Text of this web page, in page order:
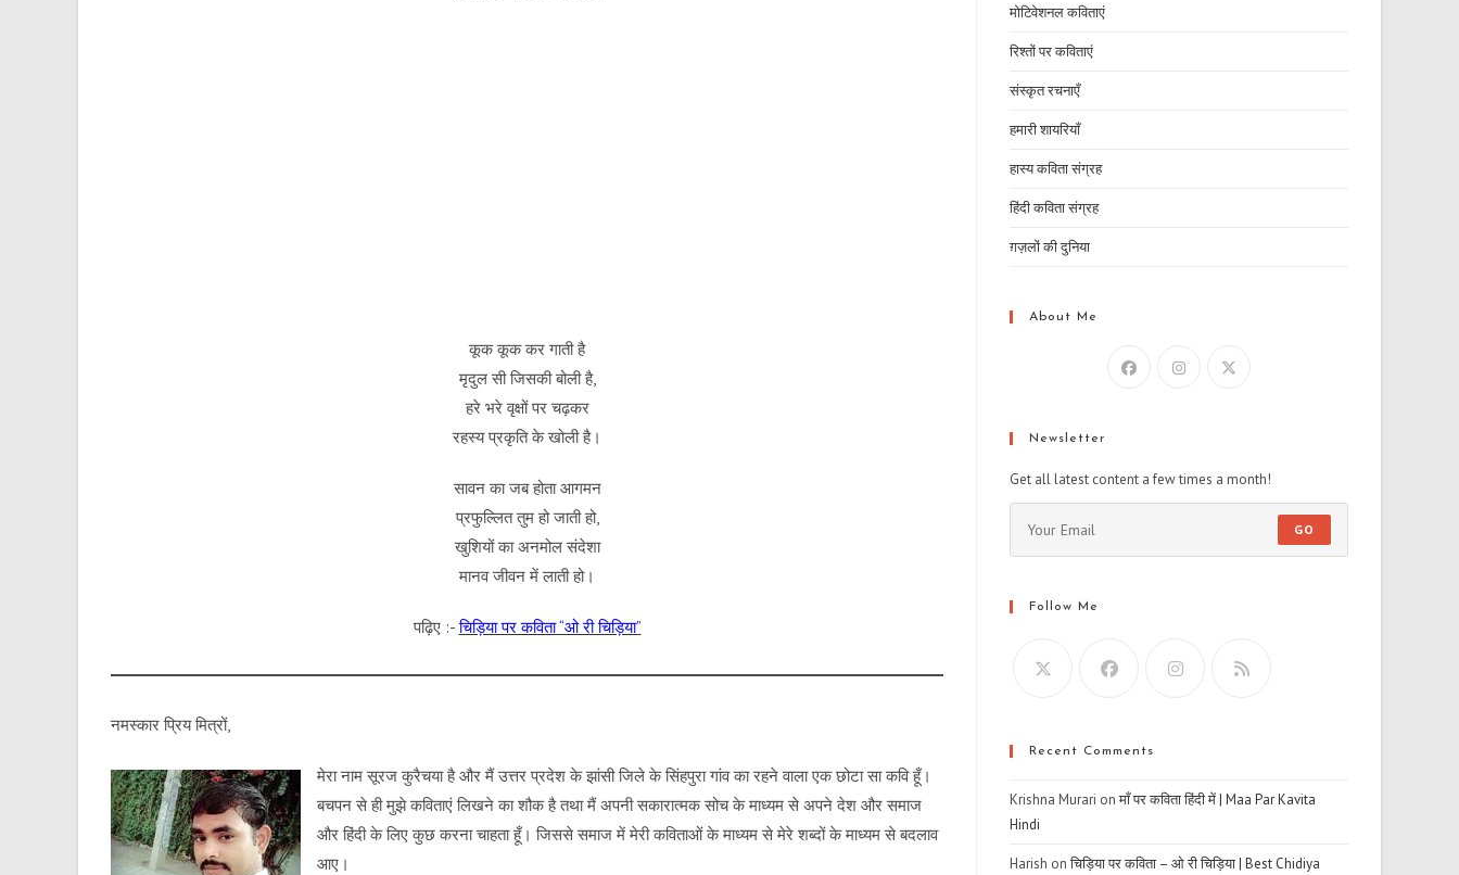
कूक कूक कर गाती है
मृदुल सी जिसकी बोली है,
हरे भरे वृक्षों पर चढ़कर
रहस्य प्रकृति के खोली है।
सावन का जब होता आगमन
प्रफुल्लित तुम हो जाती हो,
खुशियों का अनमोल संदेशा
मानव जीवन में लाती हो।
पढ़िए :-चिड़िया पर कविता “ओ री चिड़िया”
नमस्कार प्रिय मित्रों,
मेरा नाम सूरज कुरैचया है और मैं उत्तर प्रदेश के झांसी जिले के सिंहपुरा गांव का रहने वाला एक छोटा सा कवि हूँ।
बचपन से ही मुझे कविताएं लिखने का शौक है तथा मैं अपनी सकारात्मक सोच के माध्यम से अपने देश और समाज
और हिंदी के लिए कुछ करना चाहता हूँ। जिससे समाज में मेरी कविताओं के माध्यम से मेरे शब्दों के माध्यम से बदलाव
आए।
मोटिवेशनल कविताएं
रिश्तों पर कविताएं
संस्कृत रचनाएँ
हमारी शायरियाँ
हास्य कविता संग्रह
हिंदी कविता संग्रह
ग़ज़लों की दुनिया
About Me
Newsletter
Get all latest content a few times a month!
GO
Follow Me
Recent Comments
Krishna Murari onमाँ पर कविता हिंदी में | Maa Par Kavita
Hindi
Harish onचिड़िया पर कविता – ओ री चिड़िया | Best Chidiya